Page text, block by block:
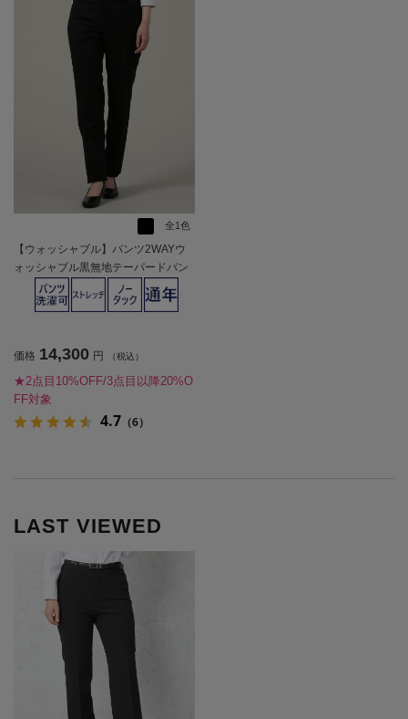
全1色
【ウォッシャブル】パンツ2WAYウ
ォッシャブル黒無地テーパードパン
ツストーベルアンドメイソン通年
【レディース】
価格 14,300 円 （税込）
★2点目10%OFF/3点目以降20%O
FF対象
4.7 （6）
LAST VIEWED